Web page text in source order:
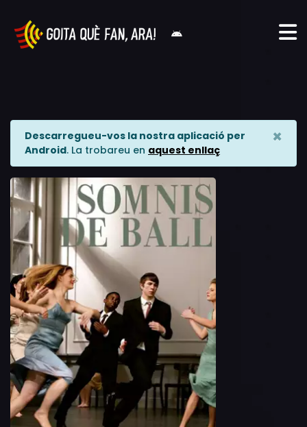
Descarregueu-vos la nostra aplicació per
Android. La trobareu en aquest enllaç
×